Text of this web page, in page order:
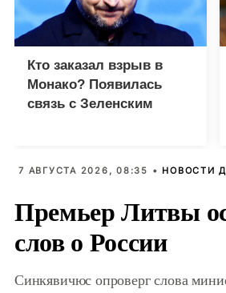
Кто заказал взрыв в
Монако? Появилась
связь с Зеленским
7 АВГУСТА 2026, 08:35 • НОВОСТИ
Премьер Литвы
слов о России
Синкявичюс опроверг слова